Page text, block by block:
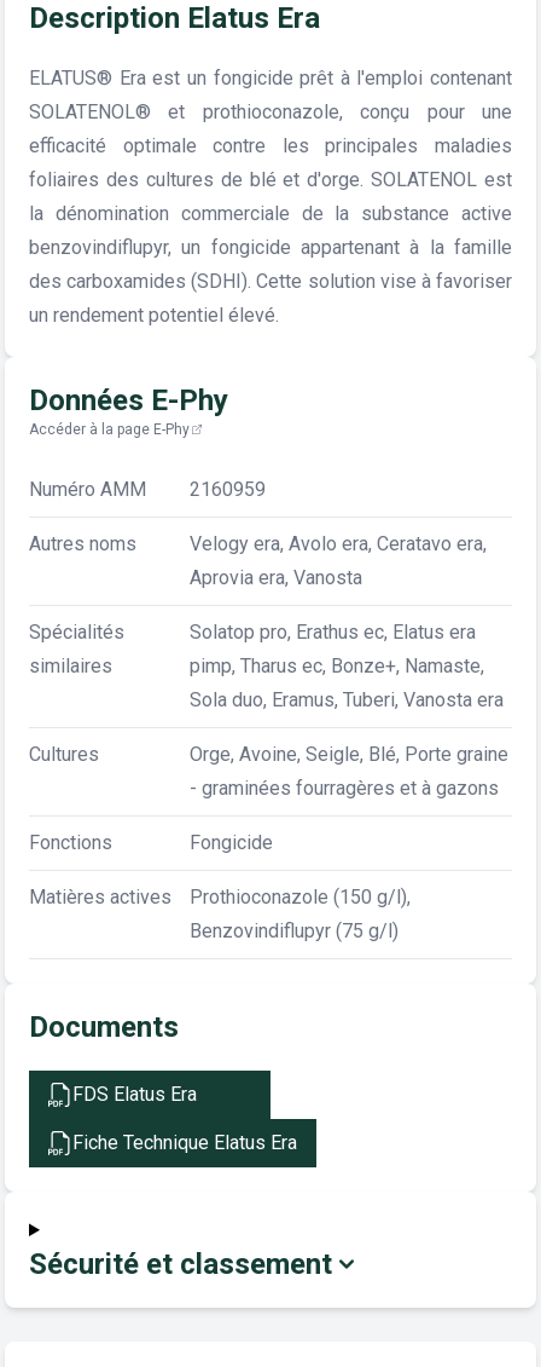
Description Elatus Era
ELATUS® Era est un fongicide prêt à l'emploi contenant
SOLATENOL® et prothioconazole, conçu pour une
efficacité optimale contre les principales maladies
foliaires des cultures de blé et d'orge. SOLATENOL est
la dénomination commerciale de la substance active
benzovindiflupyr, un fongicide appartenant à la famille
des carboxamides (SDHI). Cette solution vise à favoriser
un rendement potentiel élevé.
Données E-Phy
Accéder à la page E-Phy
Numéro AMM 2160959
Autres noms
Velogy era, Avolo era, Ceratavo era,
Aprovia era, Vanosta
Spécialités
similaires
Solatop pro, Erathus ec, Elatus era
pimp, Tharus ec, Bonze+, Namaste,
Sola duo, Eramus, Tuberi, Vanosta era
Cultures
Orge, Avoine, Seigle, Blé, Porte graine
- graminées fourragères et à gazons
Fonctions Fongicide
Matières actives
Prothioconazole (150 g/l),
Benzovindiflupyr (75 g/l)
Documents
FDS Elatus Era
Fiche Technique Elatus Era
Sécurité et classement